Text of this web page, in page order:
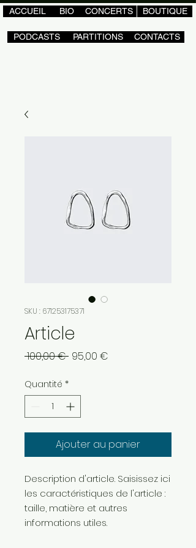
ACCUEIL BIO CONCERTS BOUTIQUE
PODCASTS PARTITIONS CONTACTS
SKU : 671253175371
Article
100,00 € Prix
95,00 €
Quantité *
Ajouter au panier
Description d'article. Saisissez ici
les caractéristiques de l'article :
taille, matière et autres
informations utiles.